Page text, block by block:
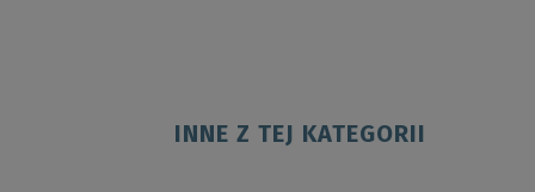
INNE Z TEJ KATEGORII